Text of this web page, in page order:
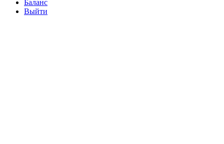
Баланс
Выйти